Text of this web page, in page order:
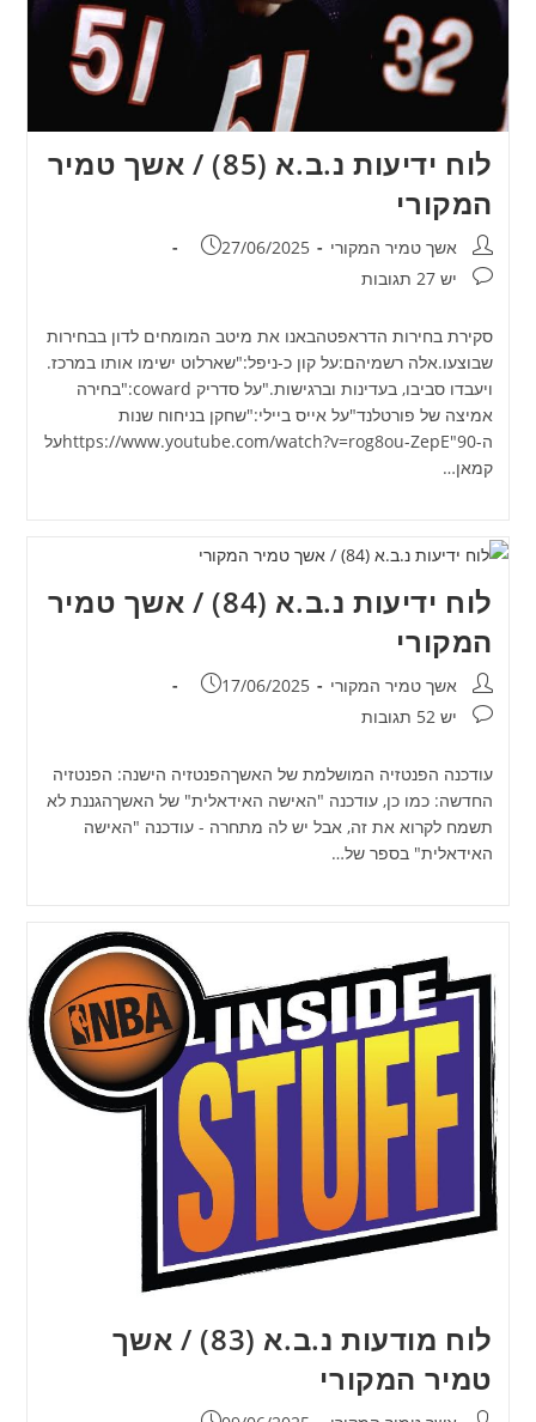
לוח ידיעות נ.ב.א (85) / אשך טמיר
המקורי
מחבר:אשך טמיר המקורי פורסם:
27/06/2025
תגובות:
יש 27 תגובות
סקירת בחירות הדראפטהבאנו את מיטב המומחים לדון בבחירות
שבוצעו.אלה רשמיהם:על קון כ-ניפל:"שארלוט ישימו אותו במרכז.
ויעבדו סביבו, בעדינות וברגישות."על סדריק coward:"בחירה
אמיצה של פורטלנד"על אייס ביילי:"שחקן בניחוח שנות
ה-90"https://www.youtube.com/watch?v=rog8ou-ZepEעל
קמאן…
לוח ידיעות נ.ב.א (84) / אשך טמיר
המקורי
מחבר:אשך טמיר המקורי פורסם:
17/06/2025
תגובות:
יש 52 תגובות
עודכנה הפנטזיה המושלמת של האשךהפנטזיה הישנה: הפנטזיה
החדשה: כמו כן, עודכנה "האישה האידאלית" של האשךהגננת לא
תשמח לקרוא את זה, אבל יש לה מתחרה - עודכנה "האישה
האידאלית" בספר של…
לוח מודעות נ.ב.א (83) / אשך
טמיר המקורי